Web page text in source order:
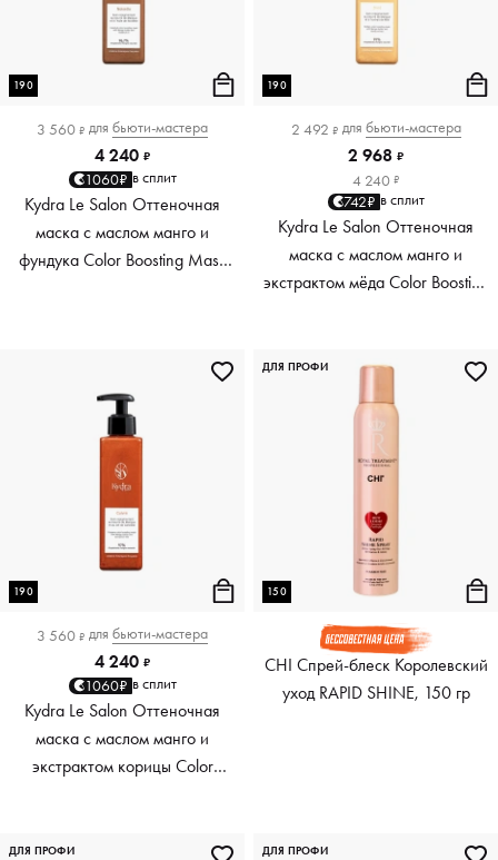
190
3 560 ₽ для бьюти-мастера
4 240 ₽
1060₽ в сплит
Kydra Le Salon Оттеночная
маска с маслом манго и
фундука Color Boosting Mask
190
2 492 ₽ для бьюти-мастера
2 968 ₽
4 240 ₽
742₽ в сплит
Kydra Le Salon Оттеночная
маска с маслом манго и
экстрактом мёда Color Boosting
190
3 560 ₽ для бьюти-мастера
4 240 ₽
1060₽ в сплит
Kydra Le Salon Оттеночная
маска с маслом манго и
экстрактом корицы Color
150
CHI Спрей-блеск Королевский
уход RAPID SHINE, 150 гр
ДЛЯ ПРОФИ
ДЛЯ ПРОФИ ДЛЯ ПРОФИ